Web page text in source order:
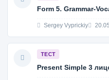
Form 5. Grammar-
Sergey Vyprickiy
ТЕСТ
Present Simple 3